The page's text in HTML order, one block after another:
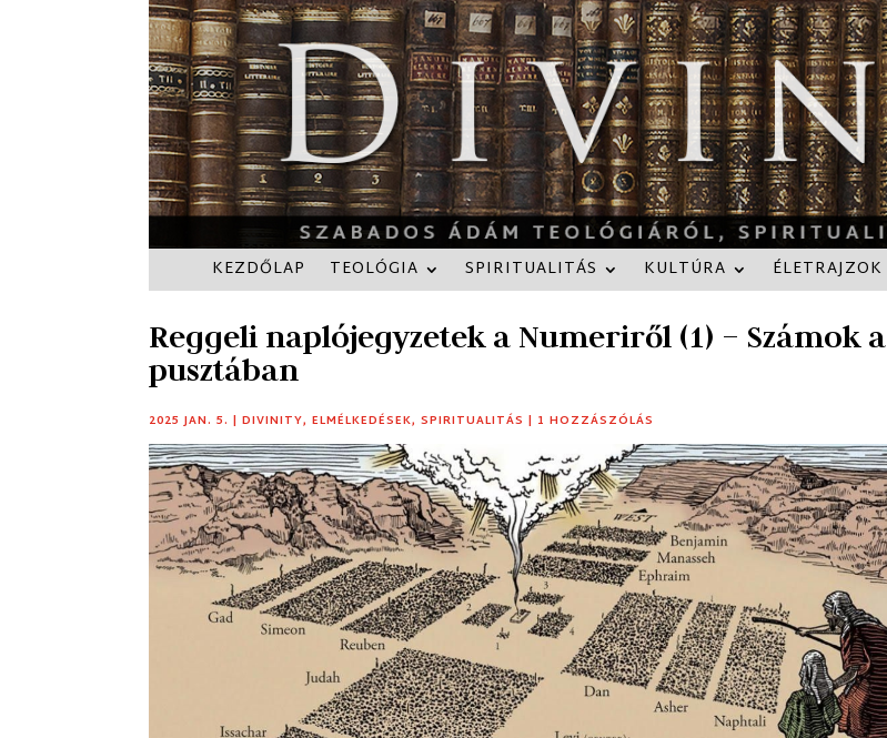
KEZDŐLAP TEOLÓGIA SPIRITUALITÁS KULTÚRA ÉLETRAJZOK
Reggeli naplójegyzetek a Numeriről (1) – Számok a
pusztában
2025 JAN. 5. |DIVINITY,ELMÉLKEDÉSEK,SPIRITUALITÁS | 1 HOZZÁSZÓLÁS